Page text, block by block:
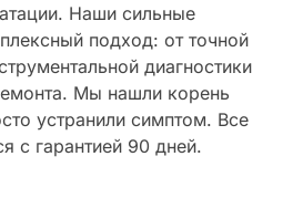
Наши сильные
подход: от точной
диагностики
Мы нашли корень
устранили симптом. Все
с гарантией 90 дней.